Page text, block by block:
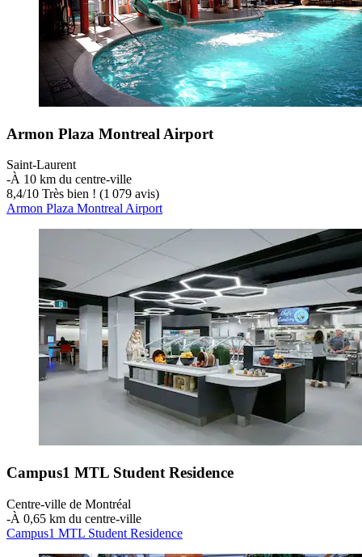
Armon Plaza Montreal Airport
Saint-Laurent
‐À 10 km du centre-ville
8,4/10 Très bien ! (1 079 avis)
Armon Plaza Montreal Airport
Campus1 MTL Student Residence
Centre-ville de Montréal
‐À 0,65 km du centre-ville
Campus1 MTL Student Residence